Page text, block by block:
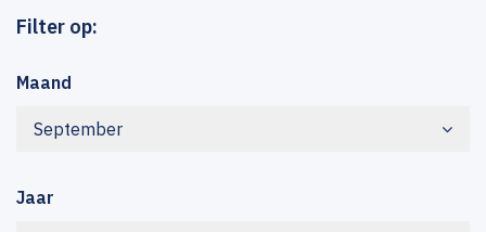
Filter op:
Maand
September
Jaar